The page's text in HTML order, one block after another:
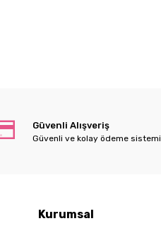
Güvenli Alışveriş
Güvenli ve kolay ödeme sistemi
Kurumsal